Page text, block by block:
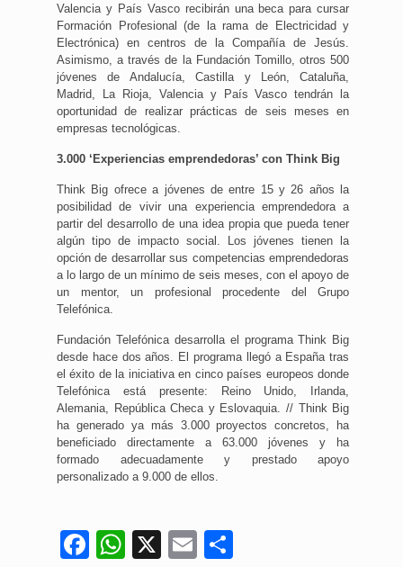
Valencia y País Vasco recibirán una beca para cursar
Formación Profesional (de la rama de Electricidad y
Electrónica) en centros de la Compañía de Jesús.
Asimismo, a través de la Fundación Tomillo, otros 500
jóvenes de Andalucía, Castilla y León, Cataluña,
Madrid, La Rioja, Valencia y País Vasco tendrán la
oportunidad de realizar prácticas de seis meses en
empresas tecnológicas.
3.000 ‘Experiencias emprendedoras’ con Think Big
Think Big ofrece a jóvenes de entre 15 y 26 años la
posibilidad de vivir una experiencia emprendedora a
partir del desarrollo de una idea propia que pueda tener
algún tipo de impacto social. Los jóvenes tienen la
opción de desarrollar sus competencias emprendedoras
a lo largo de un mínimo de seis meses, con el apoyo de
un mentor, un profesional procedente del Grupo
Telefónica.
Fundación Telefónica desarrolla el programa Think Big
desde hace dos años. El programa llegó a España tras
el éxito de la iniciativa en cinco países europeos donde
Telefónica está presente: Reino Unido, Irlanda,
Alemania, República Checa y Eslovaquia. // Think Big
ha generado ya más 3.000 proyectos concretos, ha
beneficiado directamente a 63.000 jóvenes y ha
formado adecuadamente y prestado apoyo
personalizado a 9.000 de ellos.
Facebook
WhatsApp
X Email